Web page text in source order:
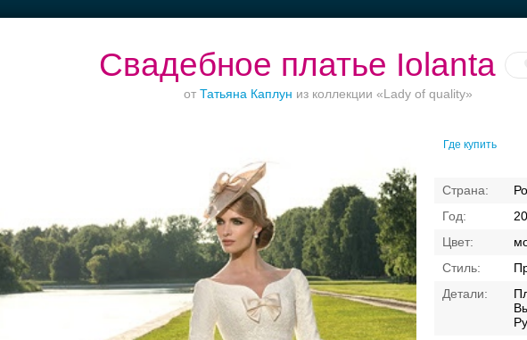
Свадебное платье Iolanta
от Татьяна Каплун из коллекции «Lady of quality»
Где купить
Свадебные платья Банкет Транспорт